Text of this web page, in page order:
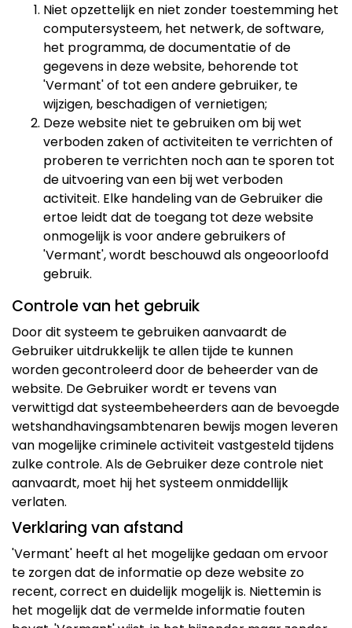
Niet opzettelijk en niet zonder toestemming het
computersysteem, het netwerk, de software,
het programma, de documentatie of de
gegevens in deze website, behorende tot
'Vermant' of tot een andere gebruiker, te
wijzigen, beschadigen of vernietigen;
Deze website niet te gebruiken om bij wet
verboden zaken of activiteiten te verrichten of
proberen te verrichten noch aan te sporen tot
de uitvoering van een bij wet verboden
activiteit. Elke handeling van de Gebruiker die
ertoe leidt dat de toegang tot deze website
onmogelijk is voor andere gebruikers of
'Vermant', wordt beschouwd als ongeoorloofd
gebruik.
Controle van het gebruik
Door dit systeem te gebruiken aanvaardt de
Gebruiker uitdrukkelijk te allen tijde te kunnen
worden gecontroleerd door de beheerder van de
website. De Gebruiker wordt er tevens van
verwittigd dat systeembeheerders aan de bevoegde
wetshandhavingsambtenaren bewijs mogen leveren
van mogelijke criminele activiteit vastgesteld tijdens
zulke controle. Als de Gebruiker deze controle niet
aanvaardt, moet hij het systeem onmiddellijk
verlaten.
Verklaring van afstand
'Vermant' heeft al het mogelijke gedaan om ervoor
te zorgen dat de informatie op deze website zo
recent, correct en duidelijk mogelijk is. Niettemin is
het mogelijk dat de vermelde informatie fouten